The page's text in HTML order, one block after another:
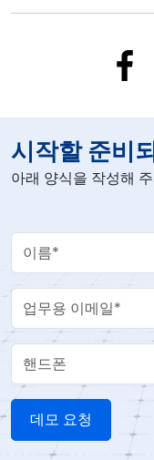
시작할 준비
아래 양식을 작성해
Your Name
Work Email
핸드폰